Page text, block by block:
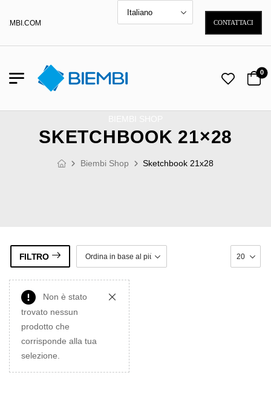
CONTATTACI
0
SKETCHBOOK 21×28
Biembi Shop Sketchbook 21x28
FILTRO
Non è stato
trovato nessun
prodotto che
corrisponde alla tua
selezione.